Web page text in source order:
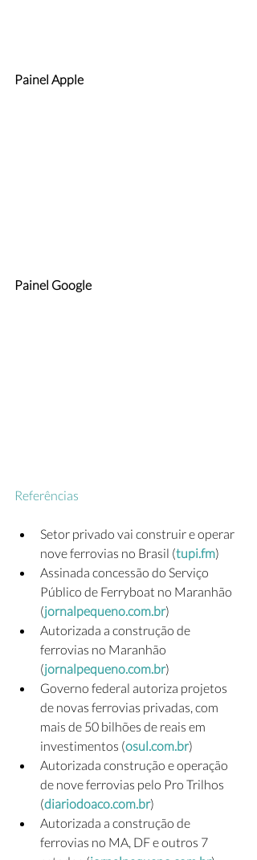
Painel Apple
Painel Google
Referências
Setor privado vai construir e operar
nove ferrovias no Brasil (tupi.fm)
Assinada concessão do Serviço
Público de Ferryboat no Maranhão
(jornalpequeno.com.br)
Autorizada a construção de
ferrovias no Maranhão
(jornalpequeno.com.br)
Governo federal autoriza projetos
de novas ferrovias privadas, com
mais de 50 bilhões de reais em
investimentos (osul.com.br)
Autorizada construção e operação
de nove ferrovias pelo Pro Trilhos
(diariodoaco.com.br)
Autorizada a construção de
ferrovias no MA, DF e outros 7